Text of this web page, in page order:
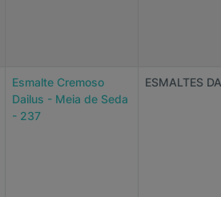
Esmalte Cremoso
Dailus - Meia de Seda
- 237
ESMALTES